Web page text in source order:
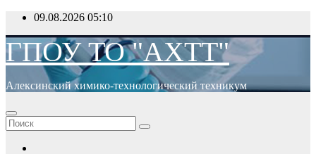
Перейти
содержимому
09.08.2026 05:10
ГПОУ ТО "АХТТ"
Алексинский химико-технологический техникум